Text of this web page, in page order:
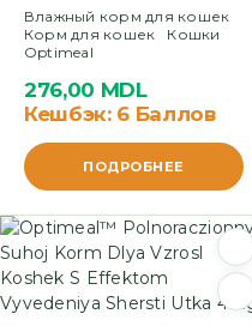
Влажный корм для кошек
Корм для кошек
Кошки
Optimeal
276,00 MDL
Кешбэк:6 Баллов
ПОДРОБНЕЕ